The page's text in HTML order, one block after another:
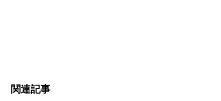
関連記事